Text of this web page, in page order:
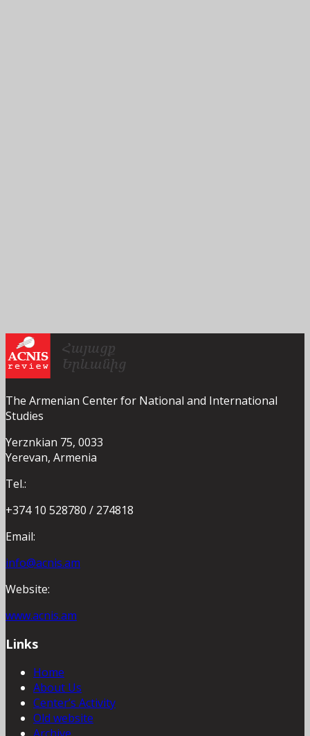
The Armenian Center for National and International
Studies
Yerznkian 75, 0033
Yerevan, Armenia
Tel.:
+374 10 528780 / 274818
Email:
info@acnis.am
Website:
www.acnis.am
Links
Home
About Us
Center’s Activity
Old website